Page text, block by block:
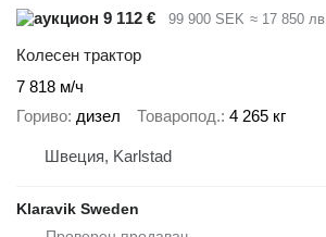
9 112 €
99 900 SEK ≈ 17 850 лв.
Колесен трактор
7 818 м/ч
Гориво дизел Товаропод. 4 265 кг
Швеция, Karlstad
Klaravik Sweden